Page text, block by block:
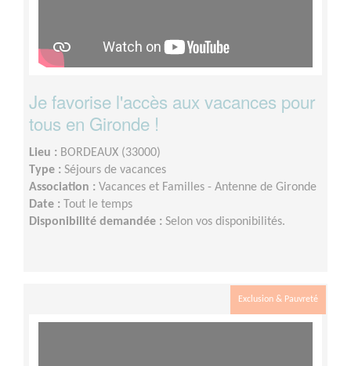
Je favorise l'accès aux vacances pour
tous en Gironde !
Lieu : BORDEAUX (33000)
Type : Séjours de vacances
Association : Vacances et Familles - Antenne de Gironde
Date : Tout le temps
Disponibilité demandée : Selon vos disponibilités.
Exclusion & Pauvreté